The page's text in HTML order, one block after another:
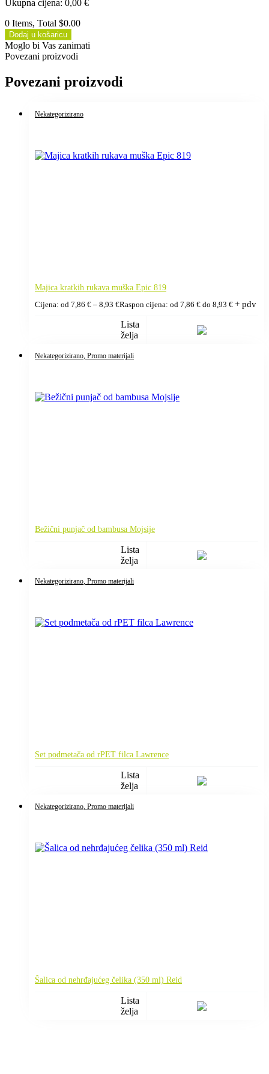
Ukupna cijena: 0,00 €
0 Items, Total $0.00
Dodaj u košaricu
Moglo bi Vas zanimati
Povezani proizvodi
Povezani proizvodi
Nekategorizirano
Majica kratkih rukava muška Epic 819
Cijena: od 7,86 € – 8,93 €Raspon cijena: od 7,86 € do 8,93 € + pdv
Lista
želja
Nekategorizirano , Promo materijali
Bežični punjač od bambusa Mojsije
Lista
želja
Nekategorizirano , Promo materijali
Set podmetača od rPET filca Lawrence
Lista
želja
Nekategorizirano , Promo materijali
Šalica od nehrđajućeg čelika (350 ml) Reid
Lista
želja